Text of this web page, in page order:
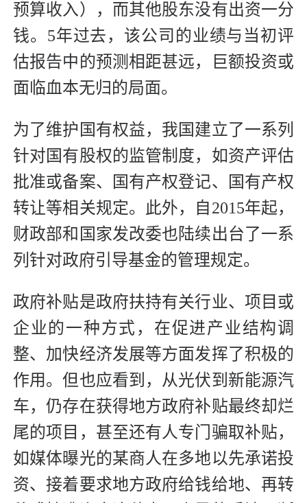
预算收入），而其他股东没有出资一分
钱。5年过去，该公司的业绩与当初评
估报告中的预测相距甚远，巨额投资或
面临血本无归的局面。
为了维护国有权益，我国建立了一系列
针对国有股权的监管制度，如资产评估
批准或备案、国有产权登记、国有产权
转让等相关规定。此外，自2015年起，
财政部和国家发改委也陆续出台了一系
列针对政府引导基金的管理规定。
政府补贴是政府扶持有关行业、项目或
企业的一种方式，在促进产业结构调
整、加快经济发展等方面发挥了积极的
作用。但也应看到，从光伏到新能源汽
车，仍存在获得地方政府补贴最终却烂
尾的项目，甚至还有人专门骗取补贴，
如媒体曝光的某商人在多地以先承诺投
资、接着要求地方政府给钱给地、再转